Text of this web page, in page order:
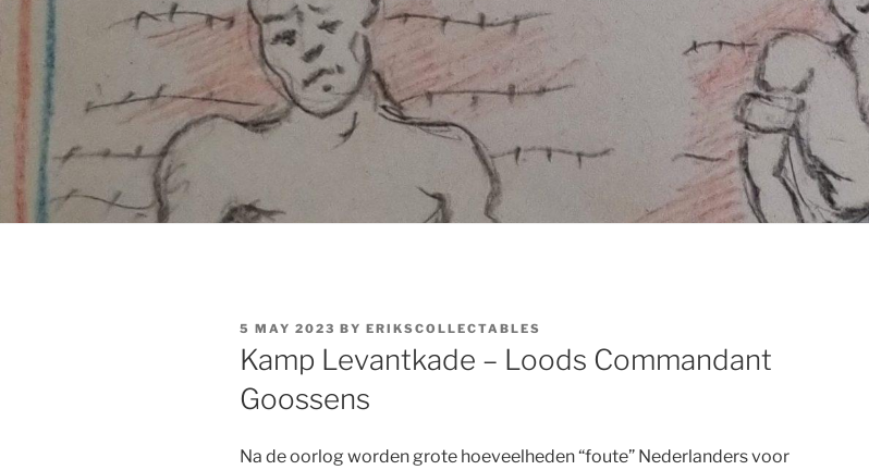
POSTED
ON
5 MAY 2023 BY ERIKSCOLLECTABLES
Kamp Levantkade – Loods Commandant
Goossens
Na de oorlog worden grote hoeveelheden “foute” Nederlanders voor